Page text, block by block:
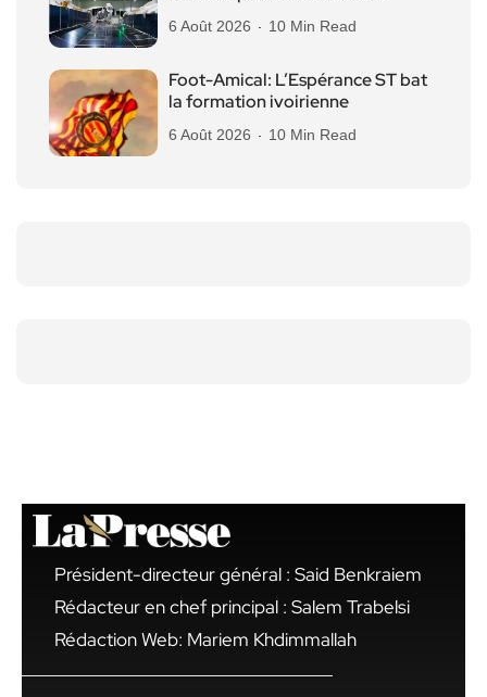
6 Août 2026 10 Min Read
Foot-Amical: L’Espérance ST bat
la formation ivoirienne
6 Août 2026 10 Min Read
Président-directeur général : Said Benkraiem
Rédacteur en chef principal : Salem Trabelsi
Rédaction Web: Mariem Khdimmallah